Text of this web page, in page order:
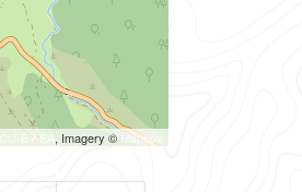
CC-BY-SA , Imagery ©Mapbox